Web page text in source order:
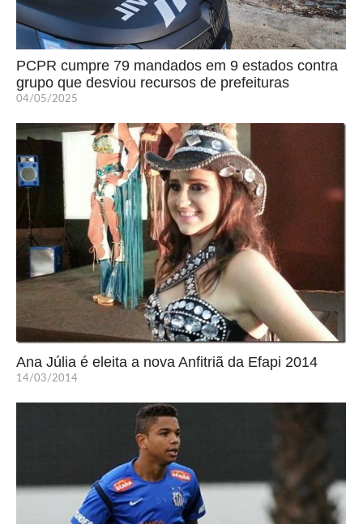
PCPR cumpre 79 mandados em 9 estados contra
grupo que desviou recursos de prefeituras
04/05/2025
Ana Júlia é eleita a nova Anfitriã da Efapi 2014
14/03/2014